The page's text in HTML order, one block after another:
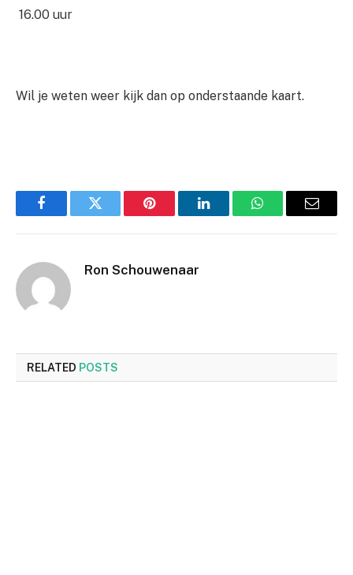
16.00 uur
Wil je weten weer kijk dan op onderstaande kaart.
FacebookTwitter Pinterest LinkedInWhatsAppEmail
Ron Schouwenaar
RELATED POSTS